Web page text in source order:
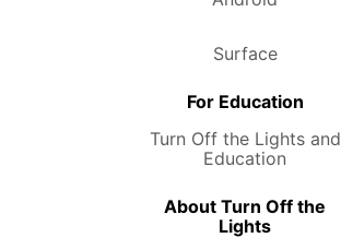
Surface
For Education
Turn Off the Lights and
Education
About Turn Off the
Lights